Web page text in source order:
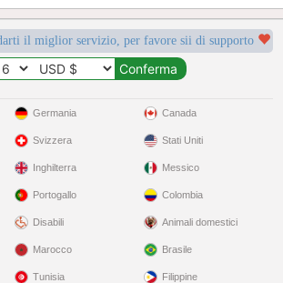
il miglior servizio, per favore sii di supporto
Germania
Svizzera
Inghilterra
Portogallo
Disabili
Canada
Stati Uniti
Messico
Colombia
Animali domestici
Marocco
Tunisia
Brasile
Filippine